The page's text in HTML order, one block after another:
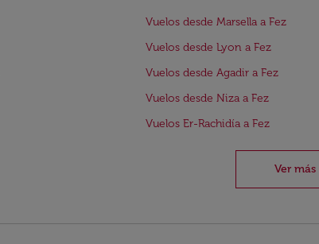
Vuelos desde Marsella a Fez
Vuelos desde Lyon a Fez
Vuelos desde Agadir a Fez
Vuelos desde Niza a Fez
Vuelos Er-Rachidía a Fez
Ver más